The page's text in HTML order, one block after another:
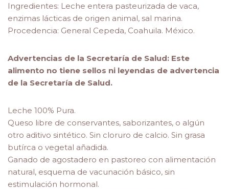
Ingredientes: Leche entera pasteurizada de vaca,
enzimas lácticas de origen animal, sal marina.
Procedencia: General Cepeda, Coahuila. México.
Advertencias de la Secretaría de Salud: Este
alimento no tiene sellos ni leyendas de advertencia
de la Secretaría de Salud.
Leche 100% Pura.
Queso libre de conservantes, saborizantes, o algún
otro aditivo sintético. Sin cloruro de calcio. Sin grasa
butírca o vegetal añadida.
Ganado de agostadero en pastoreo con alimentación
natural, esquema de vacunación básico, sin
estimulación hormonal.